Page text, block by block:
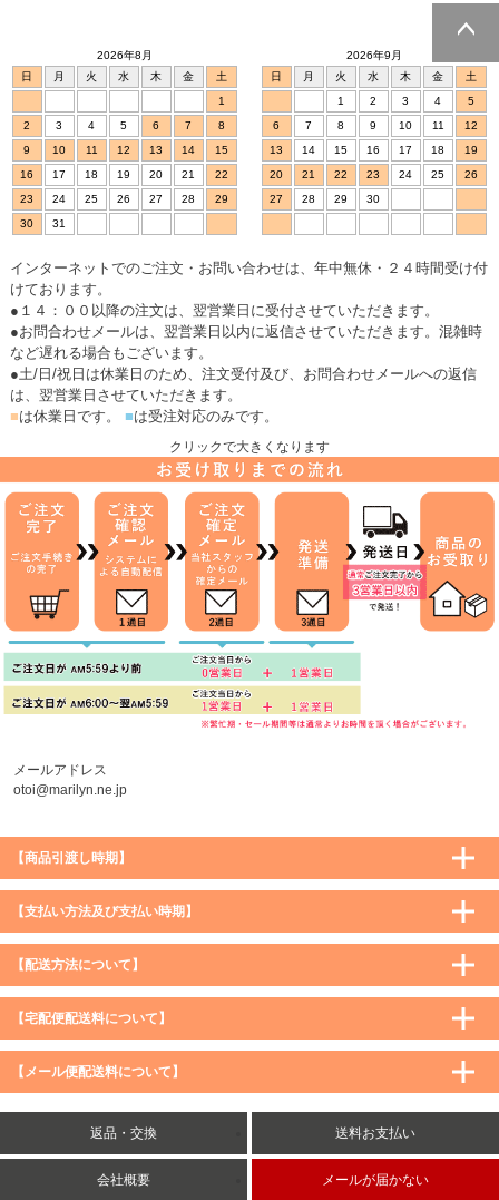
ページトッ
プへ
2026年8月
日
月 火 水 木 金
土
1
2
3 4 5 6 7
8
9
10 11 12 13 14
15
16
17 18 19 20 21
22
23
24 25 26 27 28
29
30
31
2026年9月
日
月 火 水 木 金
土
1
2 3 4
5
6
7 8 9 10 11
12
13
14 15 16 17 18
19
20
21 22 23 24 25
26
27
28 29 30
インターネットでのご注文・お問い合わせは、年中無休・２４時間受け付
けております。
●１４：００以降の注文は、翌営業日に受付させていただきます。
●お問合わせメールは、翌営業日以内に返信させていただきます。混雑時
など遅れる場合もございます。
●土/日/祝日は休業日のため、注文受付及び、お問合わせメールへの返信
は、翌営業日させていただきます。
■は休業日です。 ■は受注対応のみです。
クリックで大きくなります
メールアドレス
otoi@marilyn.ne.jp
【商品引渡し時期】
【支払い方法及び支払い時期】
【配送方法について】
【宅配便配送料について】
購入価格 ／ 地域 通常 沖縄・離島など一部地域
5,900円（税込）未満
590円（税込）
【メール便配送料について】
5,900円（税込）以上 送料無料
返品・交換 送料お支払い
会社概要 メールが届かない